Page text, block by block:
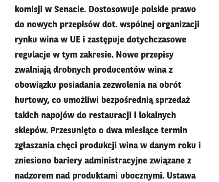
komisji w Senacie. Dostosowuje polskie prawo
do nowych przepisów dot. wspólnej organizacji
rynku wina w UE i zastępuje dotychczasowe
regulacje w tym zakresie. Nowe przepisy
zwalniają drobnych producentów wina z
obowiązku posiadania zezwolenia na obrót
hurtowy, co umożliwi bezpośrednią sprzedaż
takich napojów do restauracji i lokalnych
sklepów. Przesunięto o dwa miesiące termin
zgłaszania chęci produkcji wina w danym roku i
zniesiono bariery administracyjne związane z
nadzorem nad produktami ubocznymi. Ustawa